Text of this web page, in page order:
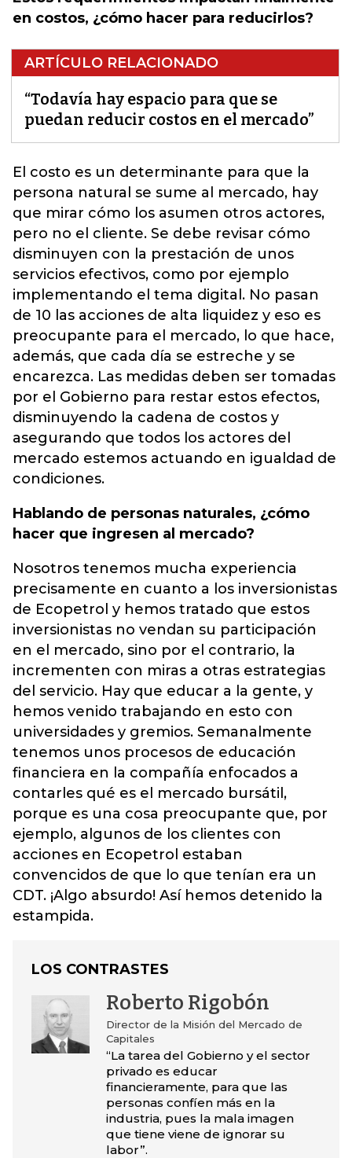
en costos, ¿cómo hacer para reducirlos?
ARTÍCULO RELACIONADO
“Todavía hay espacio para que se
puedan reducir costos en el mercado”
El costo es un determinante para que la
persona natural se sume al mercado, hay
que mirar cómo los asumen otros actores,
pero no el cliente. Se debe revisar cómo
disminuyen con la prestación de unos
servicios efectivos, como por ejemplo
implementando el tema digital. No pasan
de 10 las acciones de alta liquidez y eso es
preocupante para el mercado, lo que hace,
además, que cada día se estreche y se
encarezca. Las medidas deben ser tomadas
por el Gobierno para restar estos efectos,
disminuyendo la cadena de costos y
asegurando que todos los actores del
mercado estemos actuando en igualdad de
condiciones.
Hablando de personas naturales, ¿cómo
hacer que ingresen al mercado?
Nosotros tenemos mucha experiencia
precisamente en cuanto a los inversionistas
de Ecopetrol y hemos tratado que estos
inversionistas no vendan su participación
en el mercado, sino por el contrario, la
incrementen con miras a otras estrategias
del servicio. Hay que educar a la gente, y
hemos venido trabajando en esto con
universidades y gremios. Semanalmente
tenemos unos procesos de educación
financiera en la compañía enfocados a
contarles qué es el mercado bursátil,
porque es una cosa preocupante que, por
ejemplo, algunos de los clientes con
acciones en Ecopetrol estaban
convencidos de que lo que tenían era un
CDT. ¡Algo absurdo! Así hemos detenido la
estampida.
LOS CONTRASTES
Roberto Rigobón
Director de la Misión del Mercado de
Capitales
“La tarea del Gobierno y el sector
privado es educar
financieramente, para que las
personas confíen más en la
industria, pues la mala imagen
que tiene viene de ignorar su
labor”.